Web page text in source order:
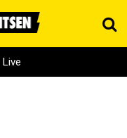
Live